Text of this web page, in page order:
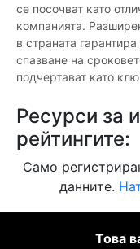
се посочват като
компанията.
в страната
спазване на
подчертават като
Ресурси за
рейтингите:
Само
данните.
Това